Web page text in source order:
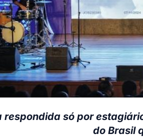
respondida só por
do Brasil